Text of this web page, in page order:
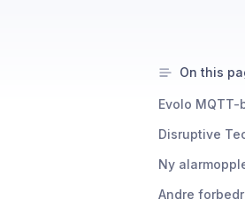
On this
Evolo MQTT-
Disruptive
Ny
Andre